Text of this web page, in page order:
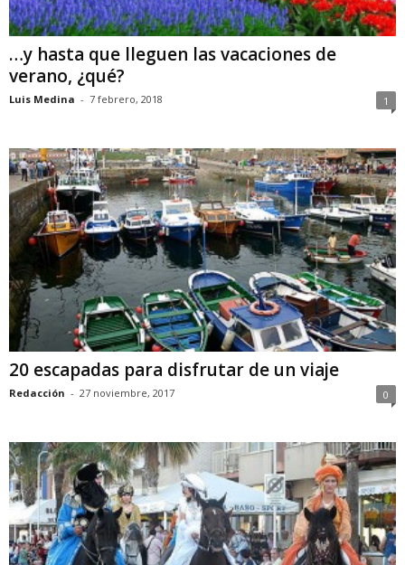
…y hasta que lleguen las vacaciones de
verano, ¿qué?
Luis Medina - 7 febrero, 2018 1
20 escapadas para disfrutar de un viaje
Redacción - 27 noviembre, 2017 0